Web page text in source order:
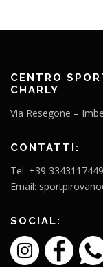
CENTRO
CHARLY
Via Resegone –
CONTATTI:
Tel. +39 3343117449
Email:
SOCIAL: